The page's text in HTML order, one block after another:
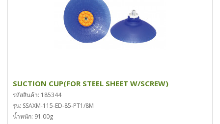
SUCTION CUP(FOR STEEL SHEET W/SCREW)
รหัสสินค้า: 185344
รุ่น: SSAXM-115-ED-85-PT1/8M
น้ำหนัก: 91.00g